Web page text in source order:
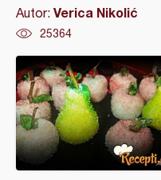
Autor: Verica Nikolić
25364